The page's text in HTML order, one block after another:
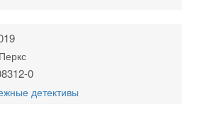
0
детективы